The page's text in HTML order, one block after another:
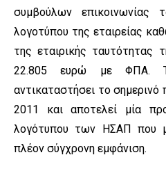
συμβούλων επικοινωνίας
λογοτύπου της εταιρείας
της εταιρικής ταυτότητας
22.805 ευρώ με ΦΠΑ.
αντικαταστήσει το
2011 και αποτελεί μία
λογότυπου των ΗΣΑΠ που
πλέον σύγχρονη εμφάνιση.